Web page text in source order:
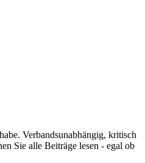
Verbandsunabhängig, kritisch
Sie alle Beiträge lesen - egal ob